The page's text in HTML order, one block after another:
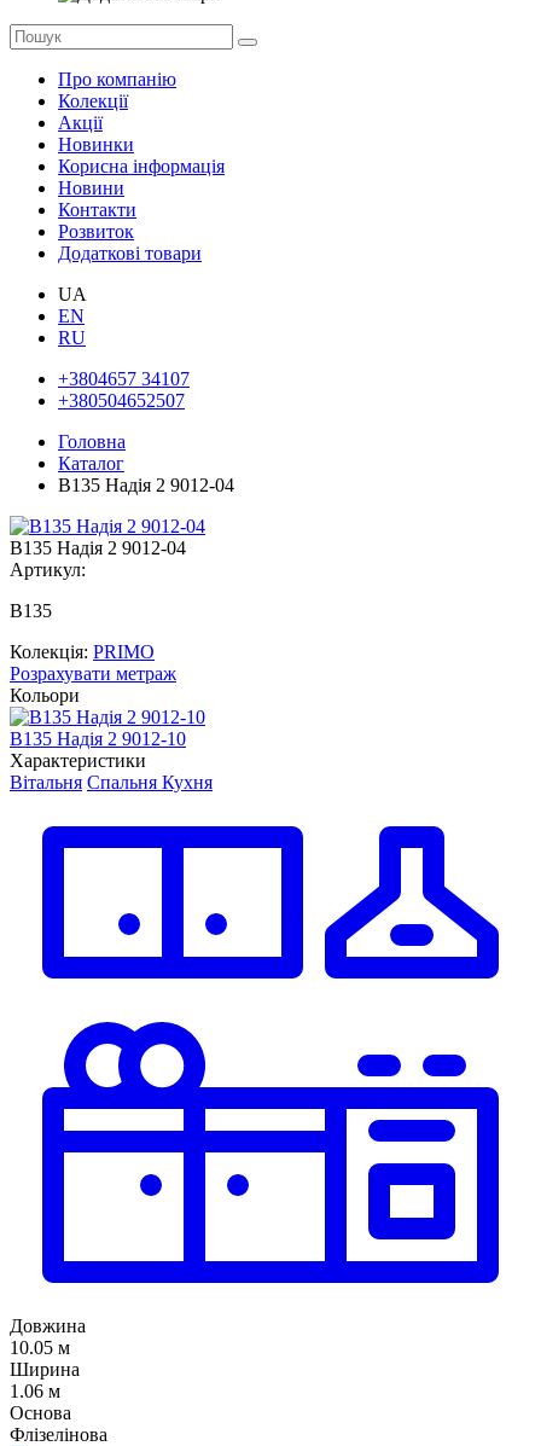
Про компанію
Колекції
Акції
Новинки
Корисна інформація
Новини
Контакти
Розвиток
Додаткові товари
UA
EN
RU
+3804657 34107
+380504652507
Головна
Каталог
В135 Надія 2 9012-04
В135 Надія 2 9012-04
Артикул:
В135
Колекція: PRIMO
Розрахувати метраж
Кольори
В135 Надія 2 9012-10
Характеристики
Вітальня Спальня Кухня
Довжина
10.05 м
Ширина
1.06 м
Основа
Флізелінова